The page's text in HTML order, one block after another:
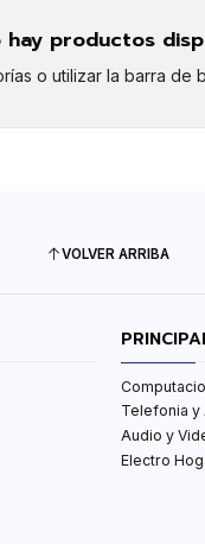
hay productos
o utilizar la barra de
VOLVER ARRIBA
Telefonia
Audio y
Electro